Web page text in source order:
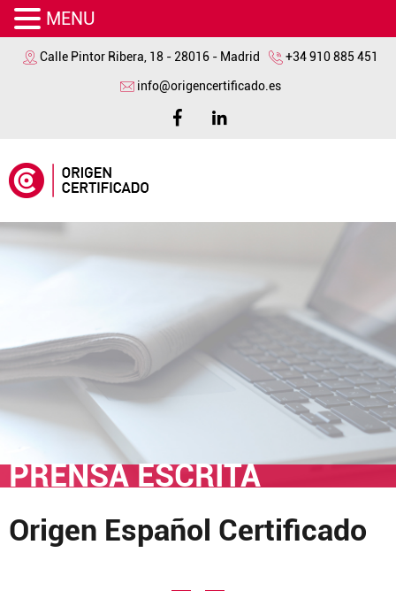
Calle Pintor Ribera, 18 - 28016 - Madrid +34 910 885 451
info@origencertificado.es
PRENSA ESCRITA
Origen Español Certificado
MENU